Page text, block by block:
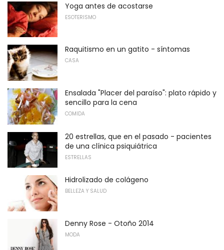
Yoga antes de acostarse
ESOTERISMO
Raquitismo en un gatito - síntomas
CASA
Ensalada "Placer del paraíso": plato rápido y
sencillo para la cena
COMIDA
20 estrellas, que en el pasado - pacientes
de una clínica psiquiátrica
ESTRELLAS
Hidrolizado de colágeno
BELLEZA Y SALUD
Denny Rose - Otoño 2014
MODA